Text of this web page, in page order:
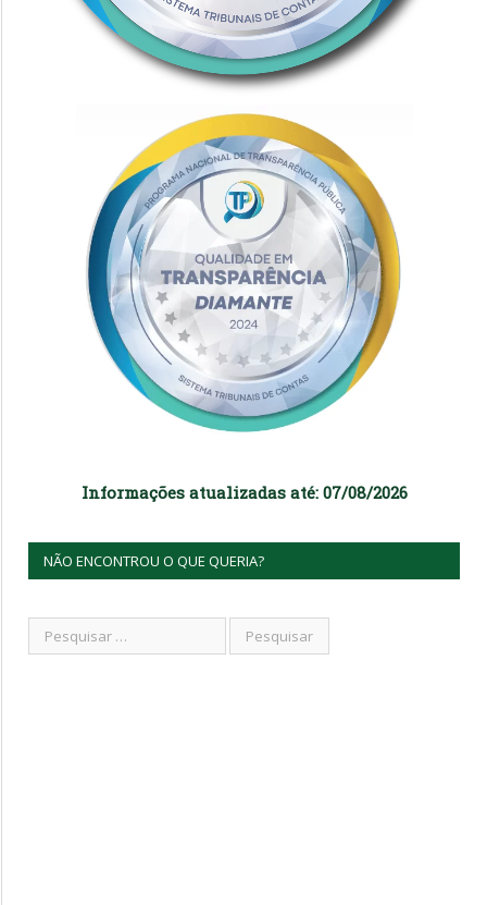
Informações atualizadas até: 07/08/2026
NÃO ENCONTROU O QUE QUERIA?